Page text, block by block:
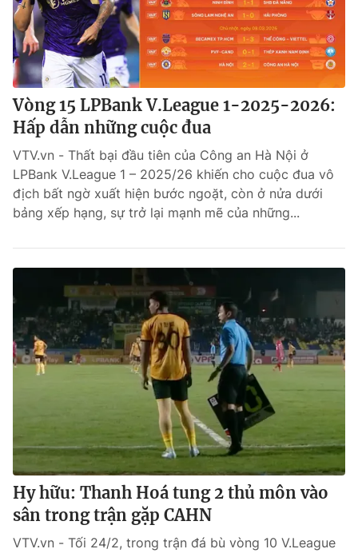
Vòng 15 LPBank V.League 1-2025-2026:
Hấp dẫn những cuộc đua
VTV.vn - Thất bại đầu tiên của Công an Hà Nội ở
LPBank V.League 1 – 2025/26 khiến cho cuộc đua vô
địch bất ngờ xuất hiện bước ngoặt, còn ở nửa dưới
bảng xếp hạng, sự trở lại mạnh mẽ của những...
Hy hữu: Thanh Hoá tung 2 thủ môn vào
sân trong trận gặp CAHN
VTV.vn - Tối 24/2, trong trận đá bù vòng 10 V.League